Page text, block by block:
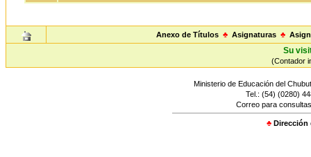
Anexo de Títulos ♣ Asignaturas ♣
Su
(Contador
Ministerio de Educación del
Tel.: (54) (0280)
Correo para
♣ Dirección